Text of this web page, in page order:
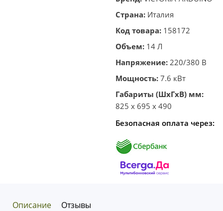
клик
Страна: Италия
Код товара: 158172
Объем: 14 Л
Напряжение: 220/380 В
Мощность: 7.6 кВт
Габариты (ШхГхВ) мм:
825 x 695 x 490
Безопасная оплата через:
Описание Отзывы